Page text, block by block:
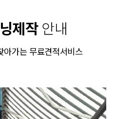
제작안내
아가는 무료견적서비스